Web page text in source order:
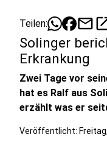
Teilen: mail
Solinger
Erkrankung
Zwei Tage vor
hat es Ralf aus
erzählt was er
Veröffentlicht: